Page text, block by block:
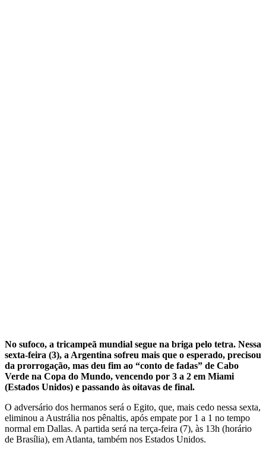
No sufoco, a tricampeã mundial segue na briga pelo tetra. Nessa
sexta-feira (3), a Argentina sofreu mais que o esperado, precisou
da prorrogação, mas deu fim ao “conto de fadas” de Cabo
Verde na Copa do Mundo, vencendo por 3 a 2 em Miami
(Estados Unidos) e passando às oitavas de final.
O adversário dos hermanos será o Egito, que, mais cedo nessa sexta,
eliminou a Austrália nos pênaltis, após empate por 1 a 1 no tempo
normal em Dallas. A partida será na terça-feira (7), às 13h (horário
de Brasília), em Atlanta, também nos Estados Unidos.